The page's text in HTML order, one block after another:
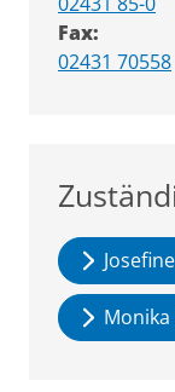
Fax:
02431 70558